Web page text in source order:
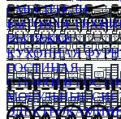
СМЕСИТЕЛИ
БЫТОВАЯ
ВЫТЯЖКИ
КУХОННАЯ
ГОСТИНАЯ
СТЕНКИ В
МОДУЛЬНЫЕ